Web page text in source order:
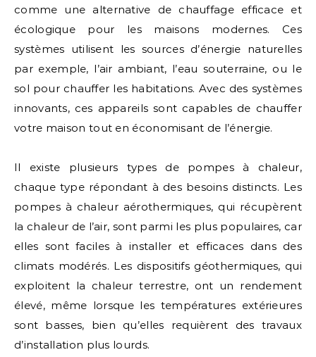
comme une alternative de chauffage efficace et
écologique pour les maisons modernes. Ces
systèmes utilisent les sources d’énergie naturelles
par exemple, l’air ambiant, l’eau souterraine, ou le
sol pour chauffer les habitations. Avec des systèmes
innovants, ces appareils sont capables de chauffer
votre maison tout en économisant de l’énergie.
Il existe plusieurs types de pompes à chaleur,
chaque type répondant à des besoins distincts. Les
pompes à chaleur aérothermiques, qui récupèrent
la chaleur de l’air, sont parmi les plus populaires, car
elles sont faciles à installer et efficaces dans des
climats modérés. Les dispositifs géothermiques, qui
exploitent la chaleur terrestre, ont un rendement
élevé, même lorsque les températures extérieures
sont basses, bien qu’elles requièrent des travaux
d’installation plus lourds.